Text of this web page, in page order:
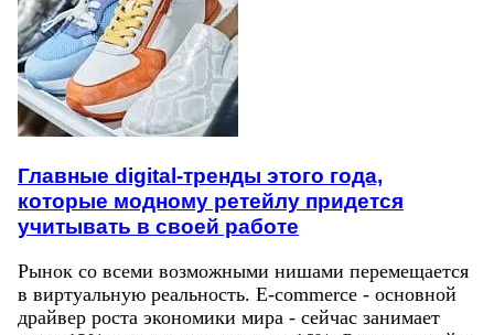
Главные digital-тренды этого года,
которые модному ретейлу придется
учитывать в своей работе
Рынок со всеми возможными нишами перемещается
в виртуальную реальность. E-commerce - основной
драйвер роста экономики мира - сейчас занимает